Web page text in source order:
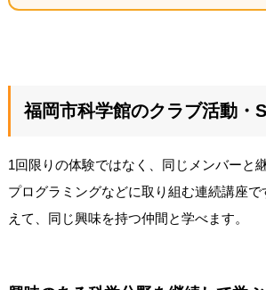
福岡市科学館のクラブ活動・
1回限りの体験ではなく、同じメンバーと
プログラミングなどに取り組む連続講座
えて、同じ興味を持つ仲間と学べます。